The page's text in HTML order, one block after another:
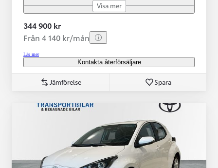
Visa mer
344 900 kr
Från 4 140 kr/mån
Läs mer
Kontakta återförsäljare
Jämförelse Spara